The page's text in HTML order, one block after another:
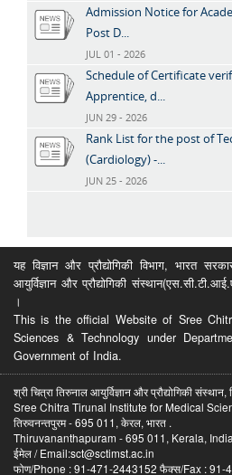
Admission Notice for
Post D...
JUL 01 - 2026
Schedule of Certificate
Apprentice, d...
JUN 29 - 2026
Rank List for the post of
(Cardiology) -...
JUN 25 - 2026
यह विज्ञान और प्रौद्योगिकी विभाग, भारत
आयुर्विज्ञान और प्रौद्योगिकी
।
This is the official Website of Sree
Sciences & Technology under
Government of India.
श्री चित्रा तिरुनाल आयुर्विज्ञान और प्रौद्योगिकी
Sree Chitra Tirunal Institute for Medical
तिरुवनन्तपुरम - 695 011, केरल, भारत .
Thiruvananthapuram - 695 011, Kerala,
ईमेल / Email:sct@sctimst.ac.in
फोण/Phone : 91-471-2443152 फैक्स/Fax : 91-